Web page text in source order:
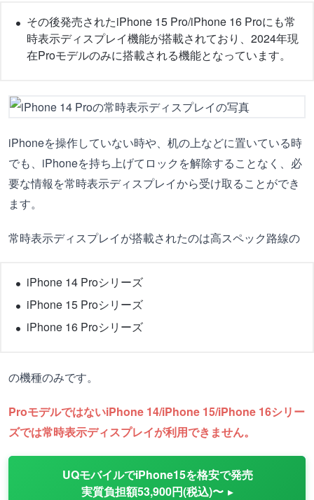
その後発売されたiPhone 15 Pro/iPhone 16 Proにも常
時表示ディスプレイ機能が搭載されており、2024年現
在Proモデルのみに搭載される機能となっています。
iPhoneを操作していない時や、机の上などに置いている時
でも、iPhoneを持ち上げてロックを解除することなく、必
要な情報を常時表示ディスプレイから受け取ることができ
ます。
常時表示ディスプレイが搭載されたのは高スペック路線の
iPhone 14 Proシリーズ
iPhone 15 Proシリーズ
iPhone 16 Proシリーズ
の機種のみです。
ProモデルではないiPhone 14/iPhone 15/iPhone 16シリー
ズでは常時表示ディスプレイが利用できません。
UQモバイルでiPhone15を格安で発売
実質負担額53,900円(税込)〜